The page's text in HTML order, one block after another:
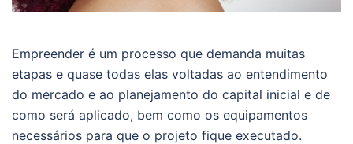
Empreender é um processo que demanda muitas
etapas e quase todas elas voltadas ao entendimento
do mercado e ao planejamento do capital inicial e de
como será aplicado, bem como os equipamentos
necessários para que o projeto fique executado.